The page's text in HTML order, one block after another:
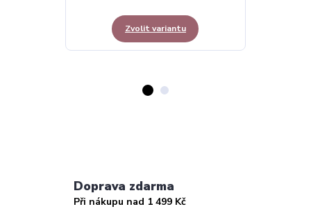
Zvolit variantu
Doprava zdarma
Při nákupu nad 1 499 Kč